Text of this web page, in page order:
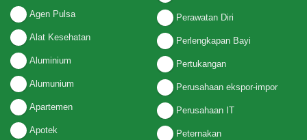
Agen Pulsa
Alat Kesehatan
Aluminium
Alumunium
Apartemen
Apotek
Perawatan Diri
Perlengkapan Bayi
Pertukangan
Perusahaan ekspor-impor
Perusahaan IT
Peternakan